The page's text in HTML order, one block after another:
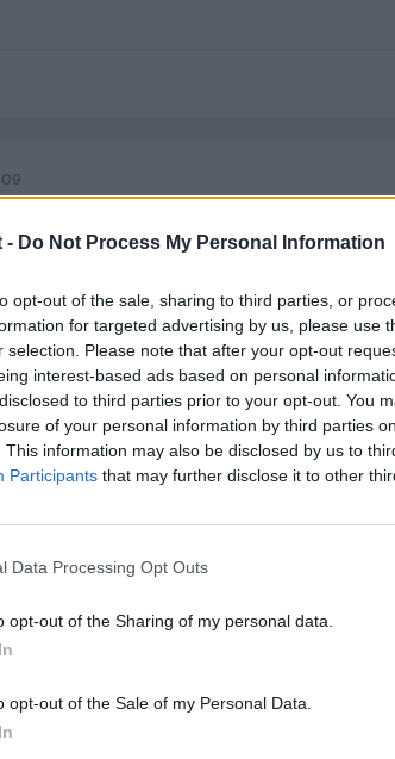
- Do Not Process My Personal Information
opt-out of the sale, sharing to third parties, or
for targeted advertising by us, please use
selection. Please note that after your opt-out
interest-based ads based on personal
to third parties prior to your opt-out. You
of your personal information by third parties
This information may also be disclosed by us to
Participants that may further disclose it to other
Data Processing Opt Outs
opt-out of the Sharing of my personal data.
opt-out of the Sale of my Personal Data.
mi historia, aunque por lo que he leído es
encargué mi a3 y el lunes pasado me llamó
entrega se van cumpliendo, pero yo ya
2.0 140cv s-tronic blanco ibis con paquete s-
radios dobles de 18' en óptica de titanio.
V